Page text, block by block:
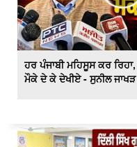
ਹਰ ਪੰਜਾਬੀ ਮਹਿਸੂਸ ਕਰ
ਮੌਕੇ ਦੇ ਕੇ ਦੇਖੀਏ - ਸੁਨੀਲ ਜਾਖੜ